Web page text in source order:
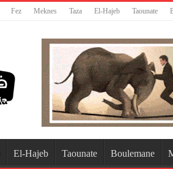
Fez Meknes Taza El-Hajeb Taounate
El-Hajeb Taounate Boulemane